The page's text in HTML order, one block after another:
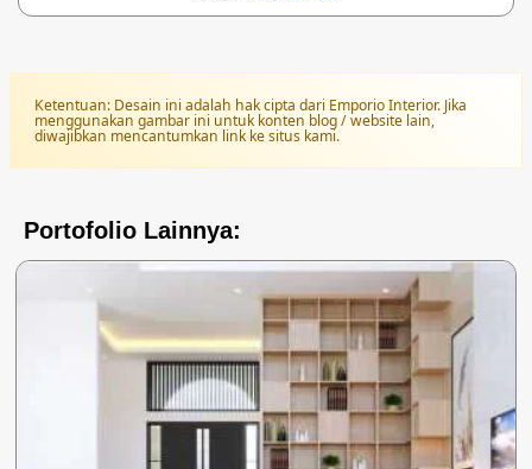
Ketentuan: Desain ini adalah hak cipta dari Emporio Interior. Jika
menggunakan gambar ini untuk konten blog / website lain,
diwajibkan mencantumkan link ke situs kami.
Portofolio Lainnya: